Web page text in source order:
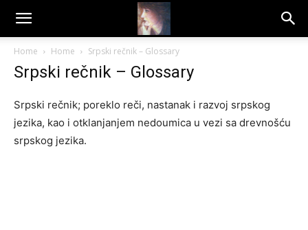
Dragana
Amarilis
Home Home Srpski rečnik – Glossary
Srpski rečnik – Glossary
Srpski rečnik; poreklo reči, nastanak i razvoj srpskog
jezika, kao i otklanjanjem nedoumica u vezi sa drevnošću
srpskog jezika.